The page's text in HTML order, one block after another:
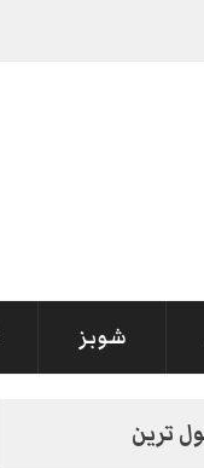
شوبز
ترین